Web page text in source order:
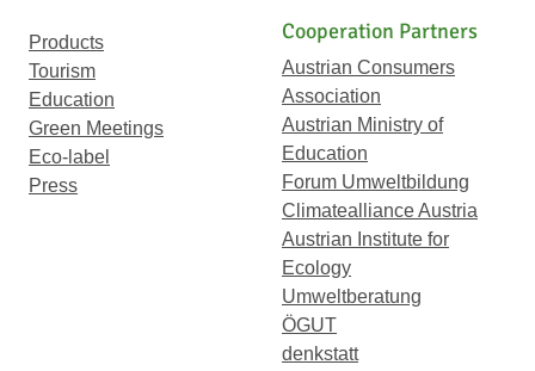
Products
Tourism
Education
Green Meetings
Eco-label
Press
Cooperation Partners
Austrian Consumers
Association
Austrian Ministry of
Education
Forum Umweltbildung
Climatealliance Austria
Austrian Institute for
Ecology
Umweltberatung
ÖGUT
denkstatt